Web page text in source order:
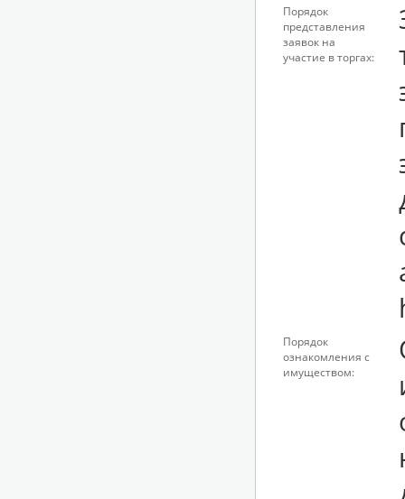
Порядок
представления
заявок на
участие в торгах:
Порядок
ознакомления с
имуществом: